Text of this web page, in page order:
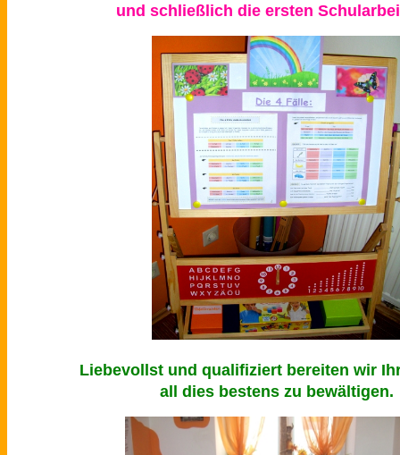
und schließlich die ersten
Liebevollst und qualifiziert bereiten wir
all dies bestens zu bewältigen.